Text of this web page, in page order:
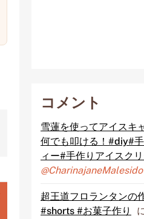
コメント
雪蓮を使ってアイスキ
何でも叩ける！#diy#
ィー#手作りアイスク
超王道フロランタンの
#shorts #お菓子作り